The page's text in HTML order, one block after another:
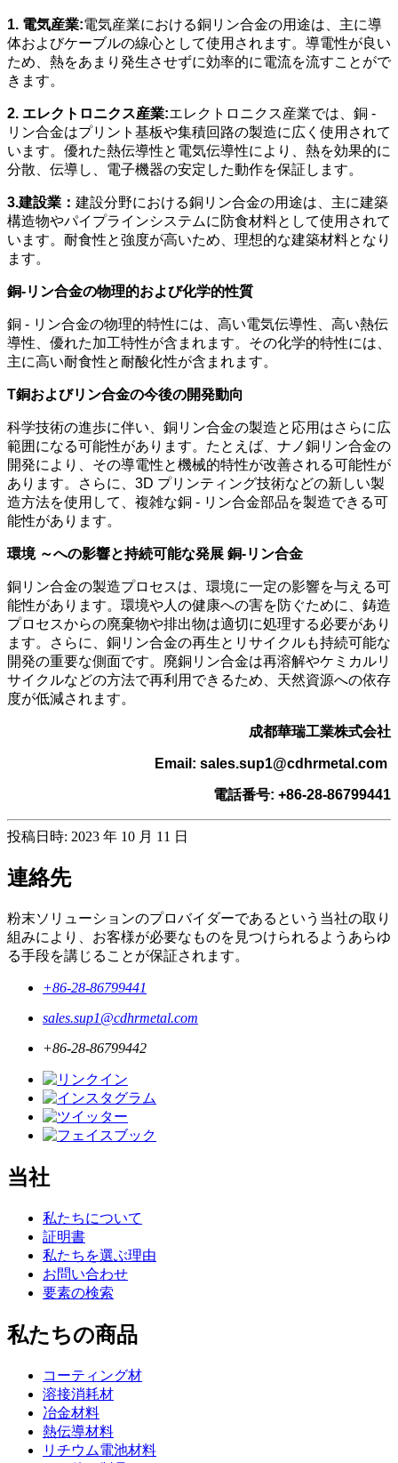
1. 電気産業:電気産業における銅リン合金の用途は、主に導
体およびケーブルの線心として使用されます。導電性が良い
ため、熱をあまり発生させずに効率的に電流を流すことがで
きます。
2. エレクトロニクス産業:エレクトロニクス産業では、銅 -
リン合金はプリント基板や集積回路の製造に広く使用されて
います。優れた熱伝導性と電気伝導性により、熱を効果的に
分散、伝導し、電子機器の安定した動作を保証します。
3.建設業： 建設分野における銅リン合金の用途は、主に建築
構造物やパイプラインシステムに防食材料として使用されて
います。耐食性と強度が高いため、理想的な建築材料となり
ます。
銅-リン合金の物理的および化学的性質
銅 - リン合金の物理的特性には、高い電気伝導性、高い熱伝
導性、優れた加工特性が含まれます。その化学的特性には、
主に高い耐食性と耐酸化性が含まれます。
T銅およびリン合金の今後の開発動向
科学技術の進歩に伴い、銅リン合金の製造と応用はさらに広
範囲になる可能性があります。たとえば、ナノ銅リン合金の
開発により、その導電性と機械的特性が改善される可能性が
あります。さらに、3D プリンティング技術などの新しい製
造方法を使用して、複雑な銅 - リン合金部品を製造できる可
能性があります。
環境 ～への影響と持続可能な発展 銅-リン合金
銅リン合金の製造プロセスは、環境に一定の影響を与える可
能性があります。環境や人の健康への害を防ぐために、鋳造
プロセスからの廃棄物や排出物は適切に処理する必要があり
ます。さらに、銅リン合金の再生とリサイクルも持続可能な
開発の重要な側面です。廃銅リン合金は再溶解やケミカルリ
サイクルなどの方法で再利用できるため、天然資源への依存
度が低減されます。
成都華瑞工業株式会社
Email: sales.sup1@cdhrmetal.com
電話番号: +86-28-86799441
投稿日時: 2023 年 10 月 11 日
連絡先
粉末ソリューションのプロバイダーであるという当社の取り
組みにより、お客様が必要なものを見つけられるようあらゆ
る手段を講じることが保証されます。
+86-28-86799441
sales.sup1@cdhrmetal.com
+86-28-86799442
当社
私たちについて
証明書
私たちを選ぶ理由
お問い合わせ
要素の検索
私たちの商品
コーティング材
溶接消耗材
冶金材料
熱伝導材料
リチウム電池材料